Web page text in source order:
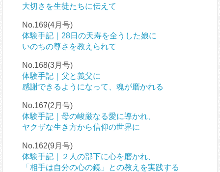
大切さを生徒たちに伝えて
No.169(4月号)
体験手記｜28日の天寿を全うした娘に
いのちの尊さを教えられて
No.168(3月号)
体験手記｜父と義父に
感謝できるようになって、魂が磨かれる
No.167(2月号)
体験手記｜母の峻厳なる愛に導かれ、
ヤクザな生き方から信仰の世界に
No.162(9月号)
体験手記｜２人の部下に心を磨かれ、
「相手は自分の心の鏡」との教えを実践する